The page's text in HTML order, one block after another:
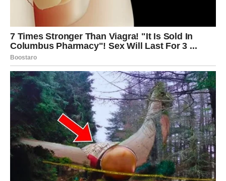
Srodna duša dolazi da ti pokaže:
ne moraš da biraš između slobode i ljubavi — možeš
imati oboje.
Ako si u vezi:
Moguća je nova faza — ozbiljnija, dublja, iskrenija. Ali ako
je veza puna ograničenja i pritiska, ti ćeš sada jasno reći:
„Ne.“
Ako si slobodan/na:
Dolazi osoba koja te „pogađa“ kroz um, a onda kroz srce.